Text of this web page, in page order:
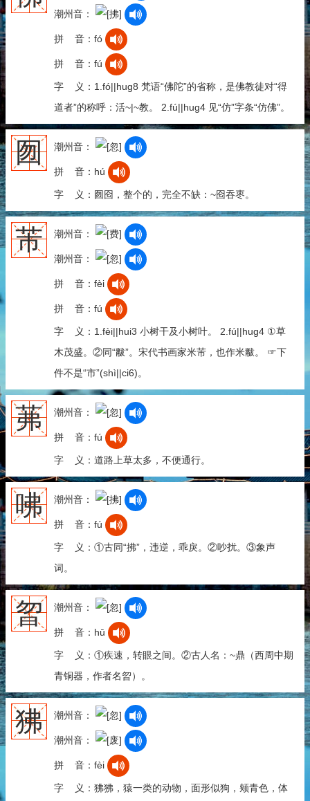
潮州音：
拼 音：fó
拼 音：fú
字 义：1.fó||hug8 梵语“佛陀”的省称，是佛教徒对“得
道者”的称呼：活~|~教。 2.fú||hug4 见“仿”字条“仿佛”。
囫 潮州音：
拼 音：hú
字 义：囫囵，整个的，完全不缺：~囵吞枣。
芾 潮州音：
潮州音：
拼 音：fèi
拼 音：fú
字 义：1.fèi||hui3 小树干及小树叶。 2.fú||hug4 ①草
木茂盛。②同“黻”。宋代书画家米芾，也作米黻。 ☞下
件不是“市”(shì||ci6)。
茀 潮州音：
拼 音：fú
字 义：道路上草太多，不便通行。
咈 潮州音：
拼 音：fú
字 义：①古同“拂”，违逆，乖戾。②吵扰。③象声
词。
曶 潮州音：
拼 音：hū
字 义：①疾速，转眼之间。②古人名：~鼎（西周中期
青铜器，作者名曶）。
狒 潮州音：
潮州音：
拼 音：fèi
字 义：狒狒，猿一类的动物，面形似狗，颊青色，体